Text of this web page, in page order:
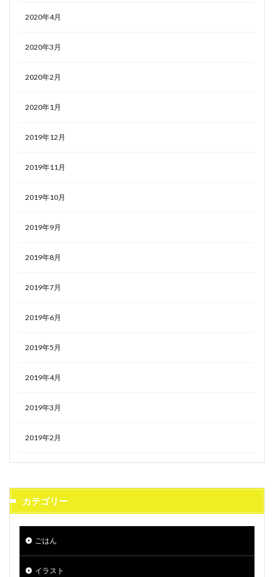
2020年4月
2020年3月
2020年2月
2020年1月
2019年12月
2019年11月
2019年10月
2019年9月
2019年8月
2019年7月
2019年6月
2019年5月
2019年4月
2019年3月
2019年2月
カテゴリー
ごはん
イラスト